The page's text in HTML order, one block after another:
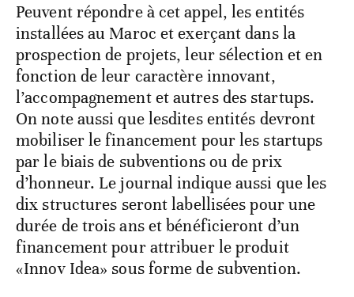
Peuvent répondre à cet appel, les entités
installées au Maroc et exerçant dans la
prospection de projets, leur sélection et en
fonction de leur caractère innovant,
l’accompagnement et autres des startups.
On note aussi que lesdites entités devront
mobiliser le financement pour les startups
par le biais de subventions ou de prix
d’honneur. Le journal indique aussi que les
dix structures seront labellisées pour une
durée de trois ans et bénéficieront d’un
financement pour attribuer le produit
«Innov Idea» sous forme de subvention.